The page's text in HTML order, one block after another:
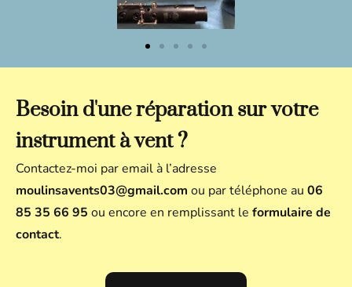
Besoin d'une réparation sur votre
instrument à vent ?
Contactez-moi par email à l’adresse
moulinsavents03@gmail.com ou par téléphone au 06
85 35 66 95 ou encore en remplissant le formulaire de
contact.